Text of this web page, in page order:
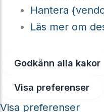
Hantera
Läs mer om
Godkänn alla kakor
Visa preferenser
Visa preferenser